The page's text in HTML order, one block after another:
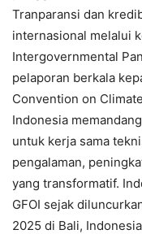
Tranparansi dan
internasional melalui
Intergovernmental
pelaporan berkala
Convention on
Indonesia
untuk kerja sama
pengalaman,
yang transformatif.
GFOI sejak
2025 di Bali,